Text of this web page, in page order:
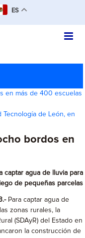
ES
en más de 400 escuelas
Tecnología de León, en
bordos en
captar agua de lluvia para
de pequeñas parcelas
Para captar agua de
zonas rurales, la
(SDAyR) del Estado en
la construcción de